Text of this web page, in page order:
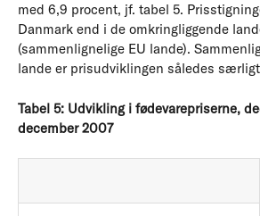
med 6,9 procent, jf. tabel 5.
Danmark end i de omkringliggende
(sammenlignelige EU lande).
lande er prisudviklingen således
Tabel 5: Udvikling i fødevarepriserne,
december 2007